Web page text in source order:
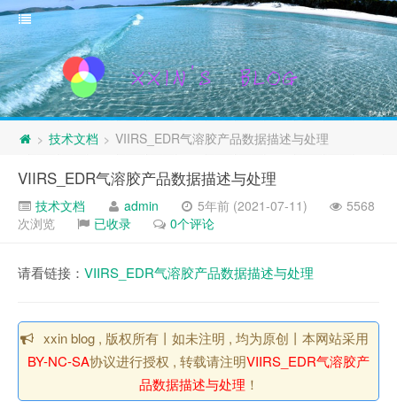
> 技术文档 > VIIRS_EDR气溶胶产品数据描述与处理
VIIRS_EDR气溶胶产品数据描述与处理
技术文档 admin 5年前 (2021-07-11)
5568
次浏览
已收录 0个评论
请看链接： VIIRS_EDR气溶胶产品数据描述与处理
xxin blog , 版权所有丨如未注明 , 均为原创丨本网站采用
BY-NC-SA协议进行授权 , 转载请注明VIIRS_EDR气溶胶产
品数据描述与处理 ！